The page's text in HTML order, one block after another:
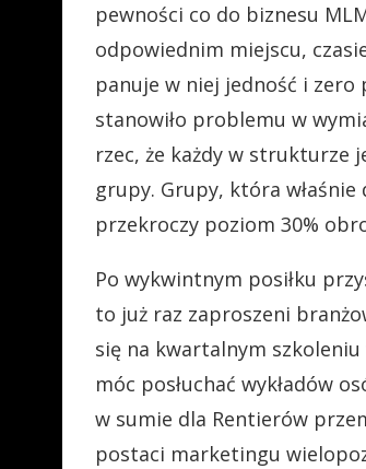
pewności co do biznesu
odpowiednim miejscu,
panuje w niej jedność i zero
stanowiło problemu w
rzec, że każdy w
grupy. Grupy, która
przekroczy poziom 30%
Po wykwintnym posiłku
to już raz zaproszeni
się na kwartalnym
móc posłuchać wykładów
w sumie dla Rentierów
postaci marketingu